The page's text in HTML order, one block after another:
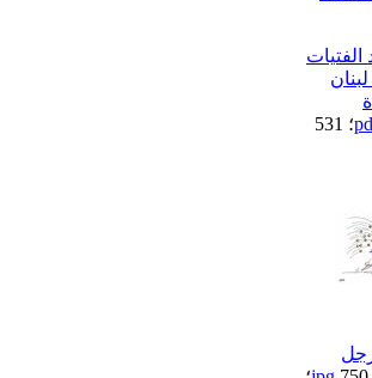
الفتيات
0 × 0؛ 531